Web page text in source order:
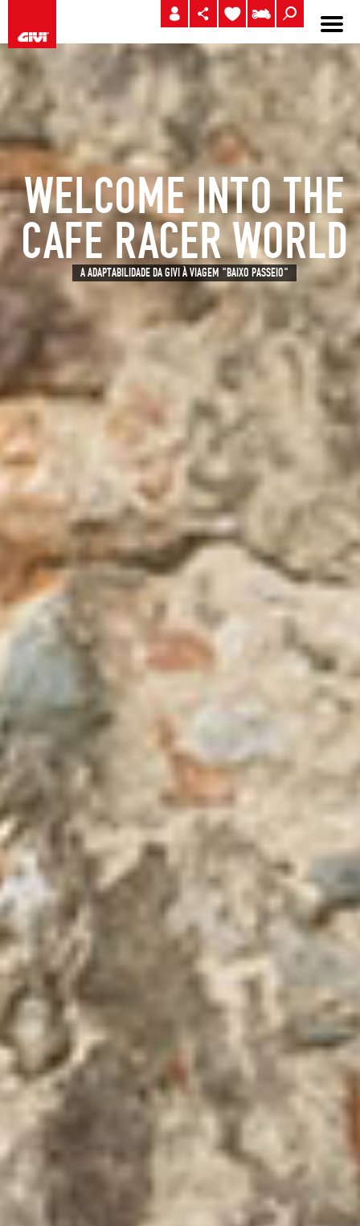
WELCOME INTO THE
CAFE RACER WORLD
A ADAPTABILIDADE DA GIVI À VIAGEM "BAIXO PASSEIO"